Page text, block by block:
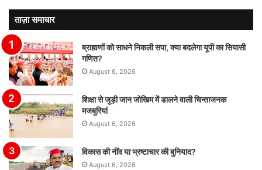
ताज़ा समाचार
ब्राह्मणों को साधने निकली सपा, क्या बदलेगा यूपी का सियासी
गणित?
August 6, 2026
शिक्षा से जुड़ी जान जोखिम में डालने वाली चिन्ताजनक
मजबूरियां
August 6, 2026
विकास की नींव या भ्रष्टाचार की बुनियाद?
August 6, 2026